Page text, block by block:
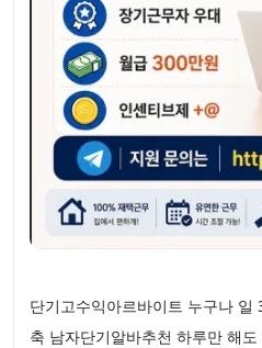
단기고수익아르바이트 누구나 일
축 남자단기알바추천 하루만 해